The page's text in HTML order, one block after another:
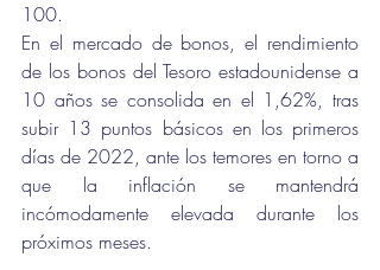
100.
En el mercado de bonos, el rendimiento
de los bonos del Tesoro estadounidense a
10 años se consolida en el 1,62%, tras
subir 13 puntos básicos en los primeros
días de 2022, ante los temores en torno a
que la inflación se mantendrá
incómodamente elevada durante los
próximos meses.